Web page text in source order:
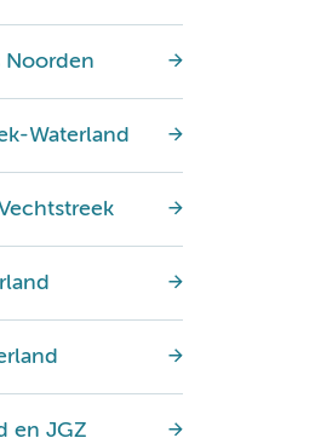
Noorden
Waterland
en JGZ